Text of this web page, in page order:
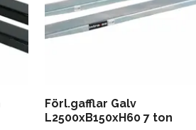
Förl.gafflar Galv
L2500xB150xH60 7 ton